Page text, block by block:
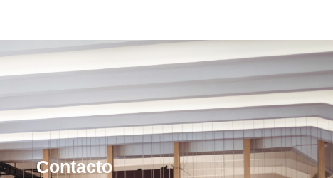
Contacto